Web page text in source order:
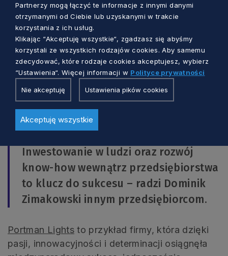
FOT. PORTMAN LIGHTS
Plany na przyszłość obejmują dalsze
rozszerzanie portfolio produktowego,
inwestycje w badania i rozwój oraz ekspansję
na nowe rynki, szczególnie w Azji i Ameryce
Północnej.
Najważniejsze jest, aby skupić się na
swojej niszy i dążyć do bycia
Inwestowanie w ludzi oraz rozwój
know-how wewnątrz przedsiębiorstwa
to klucz do sukcesu – radzi Dominik
Zimakowski innym przedsiębiorcom.
Portman Lights to przykład firmy, która dzięki
pasji, innowacyjności i determinacji osiągnęła
Partnerzy mogą łączyć te informacje z innymi danymi
otrzymanymi od Ciebie lub uzyskanymi w trakcie
korzystania z ich usług.
Klikając “Akceptuję wszystkie“, zgadzasz się abyśmy
korzystali ze wszystkich rodzajów cookies. Aby samemu
zdecydować, które rodzaje cookies akceptujesz, wybierz
“Ustawienia“. Więcej informacji w Polityce prywatności
Nie akceptuję Ustawienia pików cookies
Akceptuję wszystkie